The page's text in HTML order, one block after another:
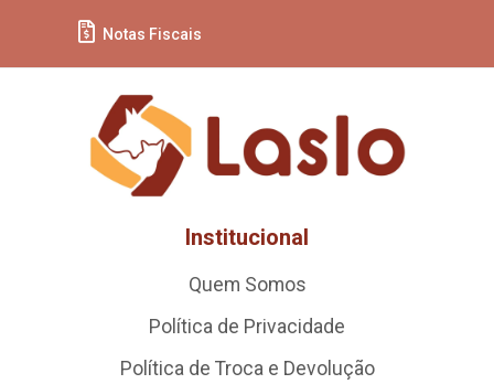
Notas Fiscais
Institucional
Quem Somos
Política de Privacidade
Política de Troca e Devolução